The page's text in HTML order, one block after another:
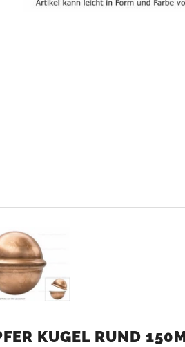
KUGEL RUND